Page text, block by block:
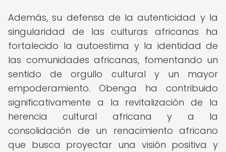
Además, su defensa de la autenticidad y la
singularidad de las culturas africanas ha
fortalecido la autoestima y la identidad de
las comunidades africanas, fomentando un
sentido de orgullo cultural y un mayor
empoderamiento. Obenga ha contribuido
significativamente a la revitalización de la
herencia cultural africana y a la
consolidación de un renacimiento africano
que busca proyectar una visión positiva y